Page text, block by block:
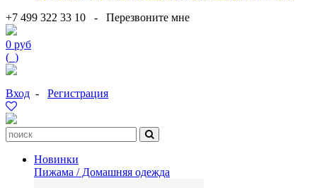
+7 499 322 33 10 - Перезвоните мне
0 руб
( )
Вход - Регистрация
Новинки
Пижама / Домашняя одежда